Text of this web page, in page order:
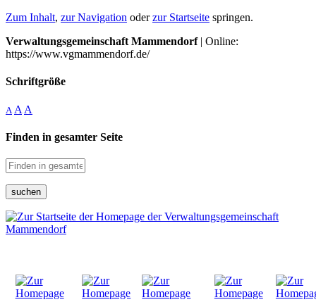
Zum Inhalt, zur Navigation oderzur Startseite springen.
Verwaltungsgemeinschaft Mammendorf| Online:
https://www.vgmammendorf.de/
Schriftgröße
A A A
Finden in gesamter Seite
suchen